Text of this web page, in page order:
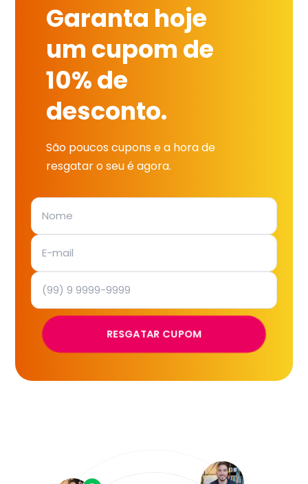
Garanta hoje
um cupom de
10% de
desconto.
São poucos cupons e a hora de
resgatar o seu é agora.
RESGATAR CUPOM